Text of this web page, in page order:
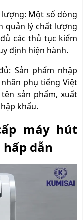
Một số dòng
quản lý chất lượng
các thủ tục kiểm
định hiện hành.
Sản phẩm nhập
phụ tiếng Việt
sản phẩm, xuất
khẩu.
máy hút
dẫn